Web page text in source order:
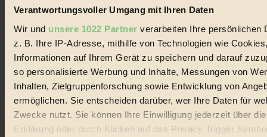
Verantwortungsvoller Umgang mit Ihren Daten
Wir und unsere 1022 Partner verarbeiten Ihre persönlichen
z. B. Ihre IP-Adresse, mithilfe von Technologien wie
Informationen auf Ihrem Gerät zu speichern und darauf
so personalisierte Werbung und Inhalte, Messungen von
Inhalten, Zielgruppenforschung sowie Entwicklung von
ermöglichen. Sie entscheiden darüber, wer Ihre Daten für
Zwecke nutzt. Sie können Ihre Einwilligung jederzeit über
Erklärung oder durch Klicken auf das Privacy Trigger
© 2026 Biorama GmbH
Impressum & Disclaimer
Datenschutz
Mediadaten
Biorama steht für einen nachhaltigen Lebensstil und bewussten